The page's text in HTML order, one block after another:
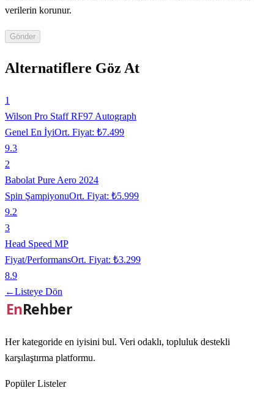
verilerin korunur.
Gönder
Alternatiflere Göz At
1
Wilson Pro Staff RF97 Autograph
Genel En İyiOrt. Fiyat: ₺7.499
9.3
2
Babolat Pure Aero 2024
Spin ŞampiyonuOrt. Fiyat: ₺5.999
9.2
3
Head Speed MP
Fiyat/PerformansOrt. Fiyat: ₺3.299
8.9
←Listeye Dön
Her kategoride en iyisini bul. Veri odaklı, topluluk destekli
karşılaştırma platformu.
Popüler Listeler